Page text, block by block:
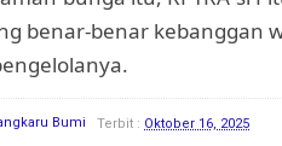
benar-benar
Bumi Terbit : Oktober 16, 2025